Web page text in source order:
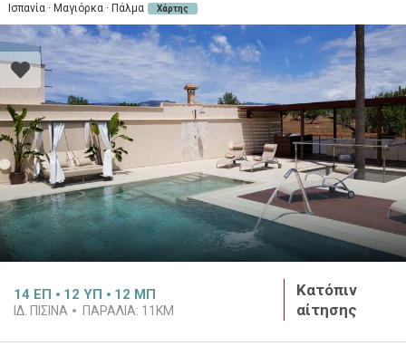
Ισπανία · Μαγιόρκα · Πάλμα Χάρτης
14 ΕΠ 12 ΥΠ 12 ΜΠ
ΙΔ. ΠΙΣΊΝΑ ΠΑΡΑΛΊΑ: 11KM
Κατόπιν
αίτησης